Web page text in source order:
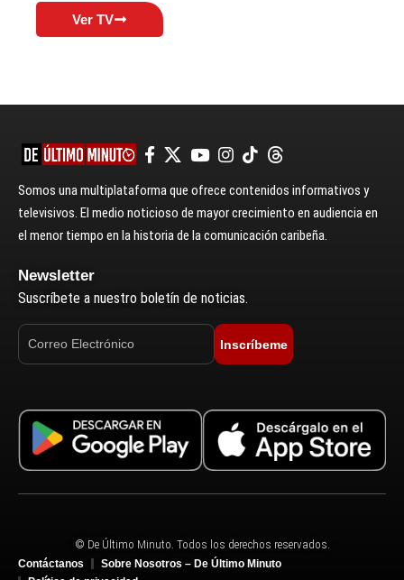
Ver TV
Somos una multiplataforma que ofrece contenidos informativos y
televisivos. El medio noticioso de mayor crecimiento en audiencia en
el menor tiempo en la historia de la comunicación caribeña.
Newsletter
Suscríbete a nuestro boletín de noticias.
Inscríbeme
© De Último Minuto. Todos los derechos reservados.
Contáctanos
Sobre Nosotros – De Último Minuto